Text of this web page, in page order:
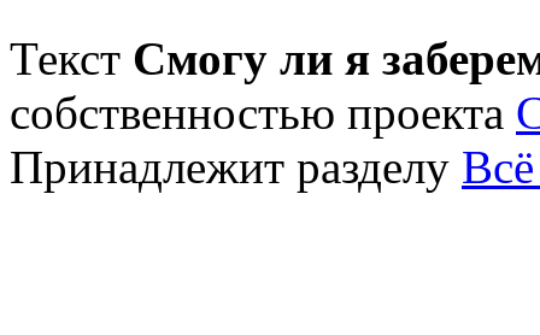
Текст Смогу ли я
собственностью проекта
Принадлежит разделу